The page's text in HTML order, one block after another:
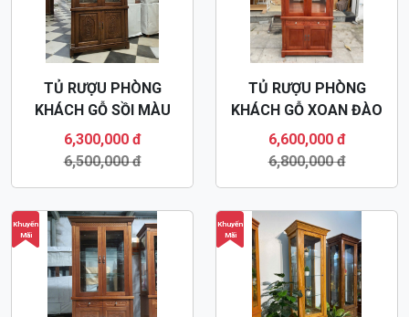
TỦ RƯỢU PHÒNG
KHÁCH GỖ SỒI MÀU
NÂU ÓC CHÓ TR38
6,300,000 đ
6,500,000 đ
TỦ RƯỢU PHÒNG
KHÁCH GỖ XOAN ĐÀO
TR37
6,600,000 đ
6,800,000 đ
Khuyến
Mãi
Khuyến
Mãi